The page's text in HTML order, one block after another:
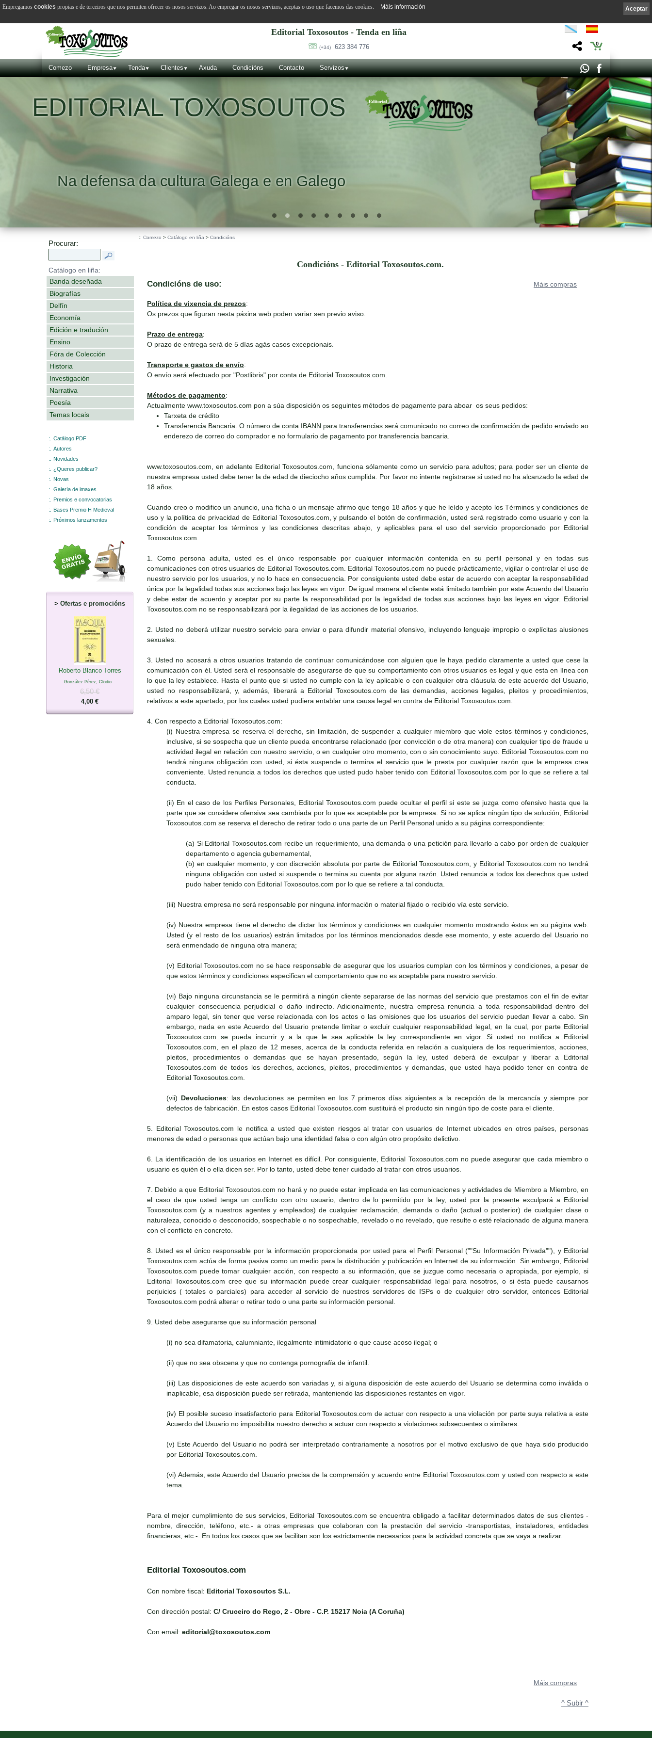
Editorial Toxosoutos - Tenda en liña
(+34) 623 384 776 0
Comezo Empresa Tenda Clientes Axuda Condicións Contacto Servizos
EDITORIAL TOXOSOUTOS
Na defensa da cultura Galega e en Galego
Procurar:
Catálogo en liña:
Banda deseñada
Biografías
Delfín
Economía
Edición e tradución
Ensino
Fóra de Colección
Historia
Investigación
Narrativa
Poesía
Temas locais
:.
Catálogo PDF
:.
Autores
:.
Novidades
:.
¿Queres publicar?
:.
Novas
:.
Galería de imaxes
:.
Premios e convocatorias
:.
Bases Premio H Medieval
:.
Próximos lanzamentos
> Ofertas e promocións
Roberto Blanco Torres
González Pérez, Clodio
6,50 €
4,00 €
:: Comezo > Catálogo en liña > Condicións
Condicións - Editorial Toxosoutos.com.
Máis compras
Condicións de uso:
Política de vixencia de prezos:
Os prezos que figuran nesta páxina web poden variar sen previo aviso.
Prazo de entrega:
O prazo de entrega será de 5 días agás casos excepcionais.
Transporte e gastos de envío:
O envío será efectuado por "Postlibris" por conta de Editorial Toxosoutos.com.
Métodos de pagamento:
Actualmente www.toxosoutos.com pon a súa disposición os seguintes métodos de pagamente para aboar os seus pedidos:
Tarxeta de crédito
Transferencia Bancaria. O número de conta IBANN para transferencias será comunicado no correo de confirmación de pedido enviado ao
enderezo de correo do comprador e no formulario de pagamento por transferencia bancaria.
www.toxosoutos.com, en adelante Editorial Toxosoutos.com, funciona sólamente como un servicio para adultos; para poder ser un cliente de
nuestra empresa usted debe tener la de edad de dieciocho años cumplida. Por favor no intente registrarse si usted no ha alcanzado la edad de
18 años.
Cuando creo o modifico un anuncio, una ficha o un mensaje afirmo que tengo 18 años y que he leído y acepto los Términos y condiciones de
uso y la política de privacidad de Editorial Toxosoutos.com, y pulsando el botón de confirmación, usted será registrado como usuario y con la
condición de aceptar los términos y las condiciones descritas abajo, y aplicables para el uso del servicio proporcionado por Editorial
Toxosoutos.com.
1. Como persona adulta, usted es el único responsable por cualquier información contenida en su perfil personal y en todas sus
comunicaciones con otros usuarios de Editorial Toxosoutos.com. Editorial Toxosoutos.com no puede prácticamente, vigilar o controlar el uso de
nuestro servicio por los usuarios, y no lo hace en consecuencia. Por consiguiente usted debe estar de acuerdo con aceptar la responsabilidad
única por la legalidad todas sus acciones bajo las leyes en vigor. De igual manera el cliente está limitado también por este Acuerdo del Usuario
y debe estar de acuerdo y aceptar por su parte la responsabilidad por la legalidad de todas sus acciones bajo las leyes en vigor. Editorial
Toxosoutos.com no se responsabilizará por la ilegalidad de las acciones de los usuarios.
2. Usted no deberá utilizar nuestro servicio para enviar o para difundir material ofensivo, incluyendo lenguaje impropio o explícitas alusiones
sexuales.
3. Usted no acosará a otros usuarios tratando de continuar comunicándose con alguien que le haya pedido claramente a usted que cese la
comunicación con él. Usted será el responsable de asegurarse de que su comportamiento con otros usuarios es legal y que esta en línea con
lo que la ley establece. Hasta el punto que si usted no cumple con la ley aplicable o con cualquier otra cláusula de este acuerdo del Usuario,
usted no responsabilizará, y, además, liberará a Editorial Toxosoutos.com de las demandas, acciones legales, pleitos y procedimientos,
relativos a este apartado, por los cuales usted pudiera entablar una causa legal en contra de Editorial Toxosoutos.com.
4. Con respecto a Editorial Toxosoutos.com:
(i) Nuestra empresa se reserva el derecho, sin limitación, de suspender a cualquier miembro que viole estos términos y condiciones,
inclusive, si se sospecha que un cliente pueda encontrarse relacionado (por convicción o de otra manera) con cualquier tipo de fraude u
actividad ilegal en relación con nuestro servicio, o en cualquier otro momento, con o sin conocimiento suyo. Editorial Toxosoutos.com no
tendrá ninguna obligación con usted, si ésta suspende o termina el servicio que le presta por cualquier razón que la empresa crea
conveniente. Usted renuncia a todos los derechos que usted pudo haber tenido con Editorial Toxosoutos.com por lo que se refiere a tal
conducta.
(ii) En el caso de los Perfiles Personales, Editorial Toxosoutos.com puede ocultar el perfil si este se juzga como ofensivo hasta que la
parte que se considere ofensiva sea cambiada por lo que es aceptable por la empresa. Si no se aplica ningún tipo de solución, Editorial
Toxosoutos.com se reserva el derecho de retirar todo o una parte de un Perfil Personal unido a su página correspondiente:
(a) Si Editorial Toxosoutos.com recibe un requerimiento, una demanda o una petición para llevarlo a cabo por orden de cualquier
departamento o agencia gubernamental,
(b) en cualquier momento, y con discreción absoluta por parte de Editorial Toxosoutos.com, y Editorial Toxosoutos.com no tendrá
ninguna obligación con usted si suspende o termina su cuenta por alguna razón. Usted renuncia a todos los derechos que usted
pudo haber tenido con Editorial Toxosoutos.com por lo que se refiere a tal conducta.
(iii) Nuestra empresa no será responsable por ninguna información o material fijado o recibido vía este servicio.
(iv) Nuestra empresa tiene el derecho de dictar los términos y condiciones en cualquier momento mostrando éstos en su página web.
Usted (y el resto de los usuarios) estrán limitados por los términos mencionados desde ese momento, y este acuerdo del Usuario no
será enmendado de ninguna otra manera;
(v) Editorial Toxosoutos.com no se hace responsable de asegurar que los usuarios cumplan con los términos y condiciones, a pesar de
que estos términos y condiciones especifican el comportamiento que no es aceptable para nuestro servicio.
(vi) Bajo ninguna circunstancia se le permitirá a ningún cliente separarse de las normas del servicio que prestamos con el fin de evitar
cualquier consecuencia perjudicial o daño indirecto. Adicionalmente, nuestra empresa renuncia a toda responsabilidad dentro del
amparo legal, sin tener que verse relacionada con los actos o las omisiones que los usuarios del servicio puedan llevar a cabo. Sin
embargo, nada en este Acuerdo del Usuario pretende limitar o excluir cualquier responsabilidad legal, en la cual, por parte Editorial
Toxosoutos.com se pueda incurrir y a la que le sea aplicable la ley correspondiente en vigor. Si usted no notifica a Editorial
Toxosoutos.com, en el plazo de 12 meses, acerca de la conducta referida en relación a cualquiera de los requerimientos, acciones,
pleitos, procedimientos o demandas que se hayan presentado, según la ley, usted deberá de exculpar y liberar a Editorial
Toxosoutos.com de todos los derechos, acciones, pleitos, procedimientos y demandas, que usted haya podido tener en contra de
Editorial Toxosoutos.com.
(vii) Devoluciones: las devoluciones se permiten en los 7 primeros días siguientes a la recepción de la mercancía y siempre por
defectos de fabricación. En estos casos Editorial Toxosoutos.com sustituirá el producto sin ningún tipo de coste para el cliente.
5. Editorial Toxosoutos.com le notifica a usted que existen riesgos al tratar con usuarios de Internet ubicados en otros países, personas
menores de edad o personas que actúan bajo una identidad falsa o con algún otro propósito delictivo.
6. La identificación de los usuarios en Internet es difícil. Por consiguiente, Editorial Toxosoutos.com no puede asegurar que cada miembro o
usuario es quién él o ella dicen ser. Por lo tanto, usted debe tener cuidado al tratar con otros usuarios.
7. Debido a que Editorial Toxosoutos.com no hará y no puede estar implicada en las comunicaciones y actividades de Miembro a Miembro, en
el caso de que usted tenga un conflicto con otro usuario, dentro de lo permitido por la ley, usted por la presente exculpará a Editorial
Toxosoutos.com (y a nuestros agentes y empleados) de cualquier reclamación, demanda o daño (actual o posterior) de cualquier clase o
naturaleza, conocido o desconocido, sospechable o no sospechable, revelado o no revelado, que resulte o esté relacionado de alguna manera
con el conflicto en concreto.
8. Usted es el único responsable por la información proporcionada por usted para el Perfil Personal (""Su Información Privada""), y Editorial
Toxosoutos.com actúa de forma pasiva como un medio para la distribución y publicación en Internet de su información. Sin embargo, Editorial
Toxosoutos.com puede tomar cualquier acción, con respecto a su información, que se juzgue como necesaria o apropiada, por ejemplo, si
Editorial Toxosoutos.com cree que su información puede crear cualquier responsabilidad legal para nosotros, o si ésta puede causarnos
perjuicios ( totales o parciales) para acceder al servicio de nuestros servidores de ISPs o de cualquier otro servidor, entonces Editorial
Toxosoutos.com podrá alterar o retirar todo o una parte su información personal.
9. Usted debe asegurarse que su información personal
(i) no sea difamatoria, calumniante, ilegalmente intimidatorio o que cause acoso ilegal; o
(ii) que no sea obscena y que no contenga pornografía de infantil.
(iii) Las disposiciones de este acuerdo son variadas y, si alguna disposición de este acuerdo del Usuario se determina como inválida o
inaplicable, esa disposición puede ser retirada, manteniendo las disposiciones restantes en vigor.
(iv) El posible suceso insatisfactorio para Editorial Toxosoutos.com de actuar con respecto a una violación por parte suya relativa a este
Acuerdo del Usuario no imposibilita nuestro derecho a actuar con respecto a violaciones subsecuentes o similares.
(v) Este Acuerdo del Usuario no podrá ser interpretado contrariamente a nosotros por el motivo exclusivo de que haya sido producido
por Editorial Toxosoutos.com.
(vi) Además, este Acuerdo del Usuario precisa de la comprensión y acuerdo entre Editorial Toxosoutos.com y usted con respecto a este
tema.
Para el mejor cumplimiento de sus servicios, Editorial Toxosoutos.com se encuentra obligado a facilitar determinados datos de sus clientes -
nombre, dirección, teléfono, etc.- a otras empresas que colaboran con la prestación del servicio -transportistas, instaladores, entidades
financieras, etc.-. En todos los casos que se facilitan son los estrictamente necesarios para la actividad concreta que se vaya a realizar.
Editorial Toxosoutos.com
Con nombre fiscal: Editorial Toxosoutos S.L.
Con dirección postal: C/ Cruceiro do Rego, 2 - Obre - C.P. 15217 Noia (A Coruña)
Con email: editorial@toxosoutos.com
Máis compras
^ Subir ^
Aceptar
Empregamos cookies propias e de terceiros que nos permiten ofrecer os nosos servizos. Ao empregar os nosos servizos, aceptas o uso que facemos das cookies. Máis información